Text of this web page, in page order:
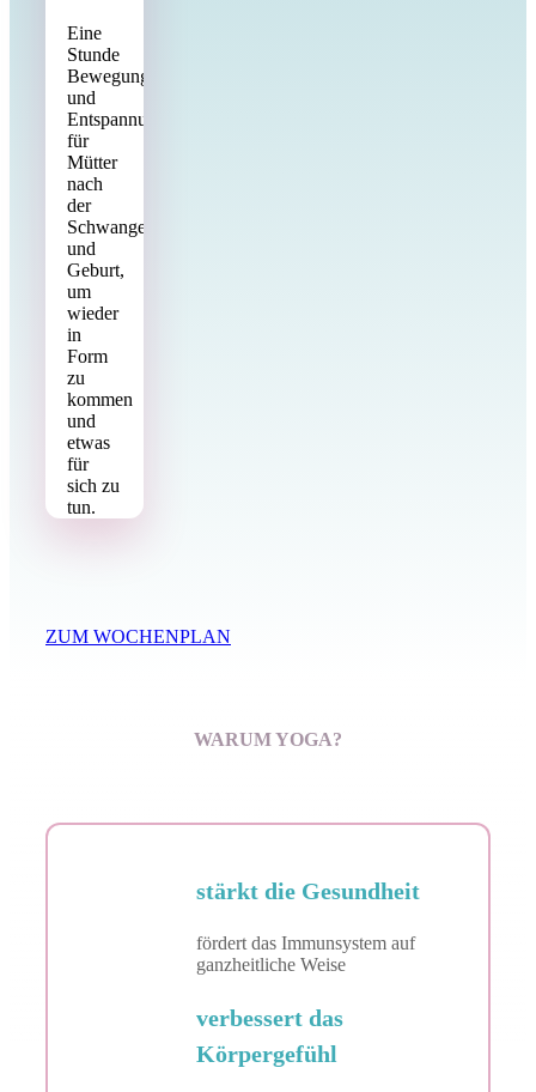
Eine
Stunde
Bewegung
und
Entspannung
für
Mütter
nach
der
Schwangerschaft
und
Geburt,
um
wieder
in
Form
zu
kommen
und
etwas
für
sich zu
tun.
ZUM WOCHENPLAN
WARUM YOGA?
stärkt die Gesundheit
fördert das Immunsystem auf
ganzheitliche Weise
verbessert das
Körpergefühl